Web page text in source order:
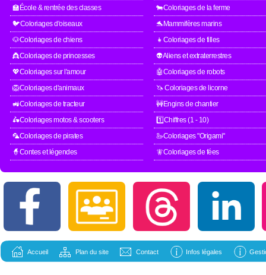
🏫École & rentrée des classes
🐄Coloriages de la ferme
🐦Coloriages d'oiseaux
🐬Mammifères marins
🐶Coloriages de chiens
👧Coloriages de filles
👸Coloriages de princesses
👽Aliens et extraterrestres
💖Coloriages sur l'amour
🤖Coloriages de robots
🦁Coloriages d'animaux
🦄 Coloriages de licorne
🚜Coloriages de tracteur
🚧Engins de chantier
🛵Coloriages motos & scooters
1️⃣Chiffres (1 - 10)
🦜Coloriages de pirates
🦢Coloriages "Origami"
🧙Contes et légendes
🧚Coloriages de fées
Accueil Plan du site Contact Infos légales